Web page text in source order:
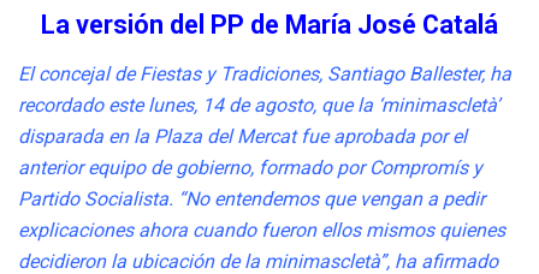
La versión del PP de María José Catalá
El concejal de Fiestas y Tradiciones, Santiago Ballester, ha
recordado este lunes, 14 de agosto, que la ‘minimascletà’
disparada en la Plaza del Mercat fue aprobada por el
anterior equipo de gobierno, formado por Compromís y
Partido Socialista. “No entendemos que vengan a pedir
explicaciones ahora cuando fueron ellos mismos quienes
decidieron la ubicación de la minimascletà”, ha afirmado